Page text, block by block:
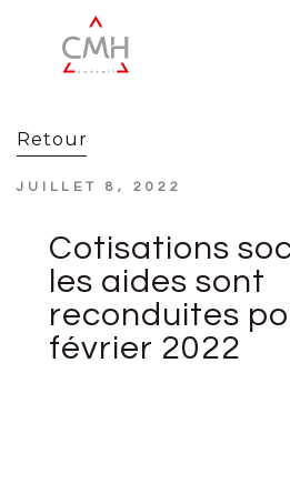
Retour
JUILLET 8, 2022
Cotisations
les aides sont
reconduites
février 2022